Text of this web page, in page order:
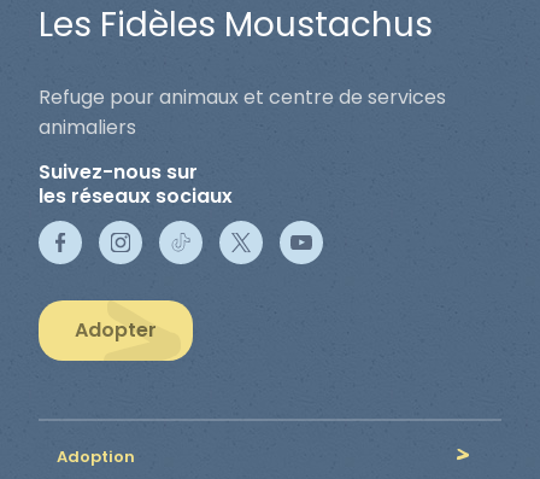
Les Fidèles Moustachus
Refuge pour animaux et centre de services
animaliers
Suivez-nous sur
les réseaux sociaux
Adopter
Adoption